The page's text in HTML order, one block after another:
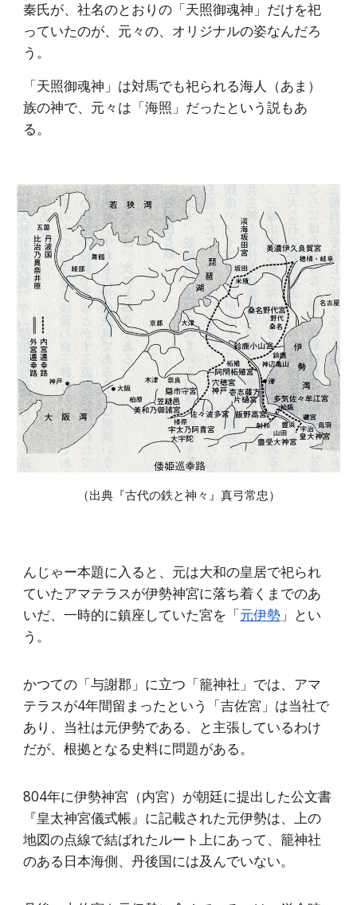
秦氏が、社名のとおりの「天照御魂神」だけを祀
っていたのが、元々の、オリジナルの姿なんだろ
う。
「天照御魂神」は対馬でも祀られる海人（あま）
族の神で、元々は「海照」だったという説もあ
る。
（出典『古代の鉄と神々』真弓常忠）
んじゃー本題に入ると、元は大和の皇居で祀られ
ていたアマテラスが伊勢神宮に落ち着くまでのあ
いだ、一時的に鎮座していた宮を「元伊勢 」とい
う。
かつての「与謝郡」に立つ「籠神社」では、アマ
テラスが4年間留まったという「吉佐宮」は当社で
あり、当社は元伊勢である、と主張しているわけ
だが、根拠となる史料に問題がある。
804年に伊勢神宮（内宮）が朝廷に提出した公文書
『皇太神宮儀式帳』に記載された元伊勢は、上の
地図の点線で結ばれたルート上にあって、籠神社
のある日本海側、丹後国には及んでいない。